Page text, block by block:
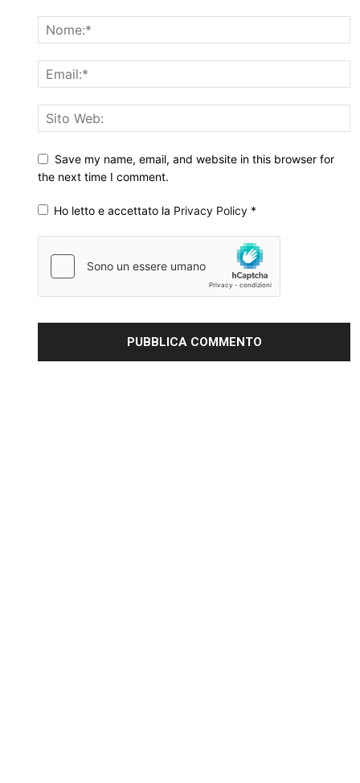
Save my name, email, and website in this browser for
the next time I comment.
Ho letto e accettato la Privacy Policy *